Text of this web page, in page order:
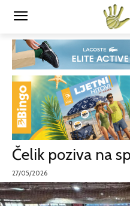
Čelik poziva na
27/05/2026